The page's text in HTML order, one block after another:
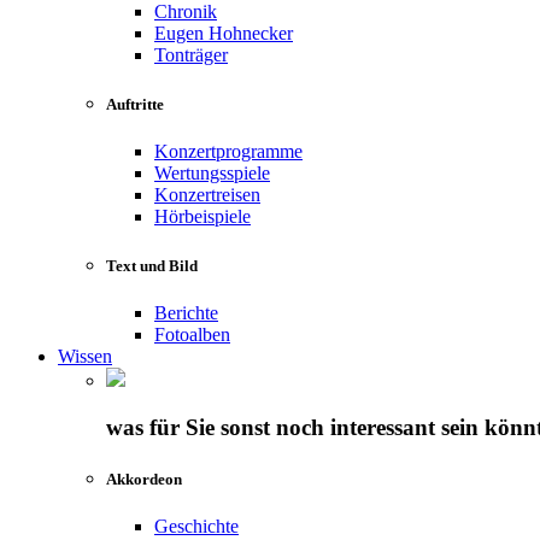
Chronik
Eugen Hohnecker
Tonträger
Auftritte
Konzertprogramme
Wertungsspiele
Konzertreisen
Hörbeispiele
Text und Bild
Berichte
Fotoalben
Wissen
was für Sie sonst noch interessant sein
Akkordeon
Geschichte